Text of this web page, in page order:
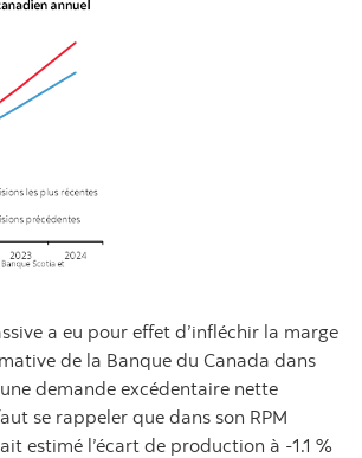
a eu pour effet d’infléchir la marge
de la Banque du Canada dans
demande excédentaire nette
se rappeler que dans son RPM
estimé l’écart de production à ‑1.1 %